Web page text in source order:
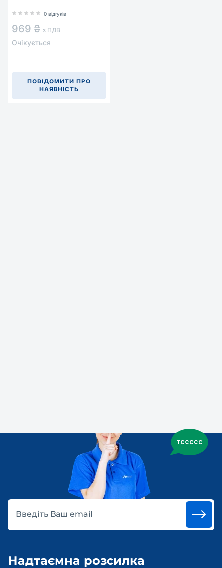
0 відгуків
969 ₴ з ПДВ
Очікується
ПОВІДОМИТИ ПРО
НАЯВНІСТЬ
Введіть Ваш email
Надтаємна розсилка